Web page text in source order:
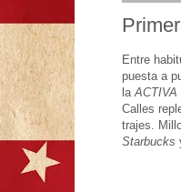
Entre
puesta a
la ACTIVA
Calles
trajes.
Starbucks